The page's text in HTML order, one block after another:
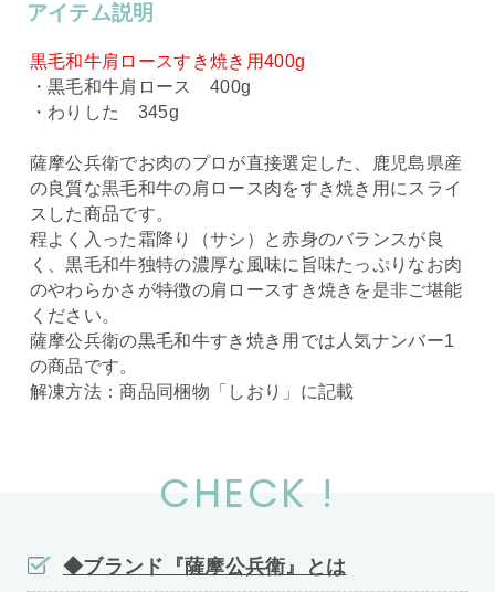
アイテム説明
黒毛和牛肩ロースすき焼き用400g
・黒毛和牛肩ロース 400g
・わりした 345g
薩摩公兵衛でお肉のプロが直接選定した、鹿児島県産
の良質な黒毛和牛の肩ロース肉をすき焼き用にスライ
スした商品です。
程よく入った霜降り（サシ）と赤身のバランスが良
く、黒毛和牛独特の濃厚な風味に旨味たっぷりなお肉
のやわらかさが特徴の肩ロースすき焼きを是非ご堪能
ください。
薩摩公兵衛の黒毛和牛すき焼き用では人気ナンバー1
の商品です。
解凍方法：商品同梱物「しおり」に記載
CHECK !
◆ブランド『薩摩公兵衛』とは